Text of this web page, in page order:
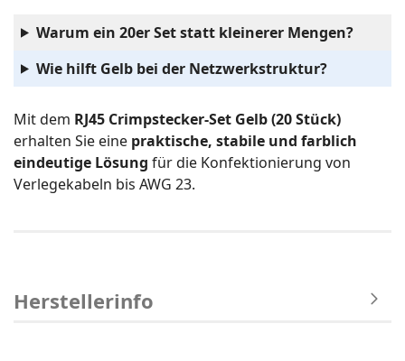
Warum ein 20er Set statt kleinerer Mengen?
Wie hilft Gelb bei der Netzwerkstruktur?
Mit dem RJ45 Crimpstecker-Set Gelb (20 Stück)
erhalten Sie eine praktische, stabile und farblich
eindeutige Lösung für die Konfektionierung von
Verlegekabeln bis AWG 23.
Herstellerinfo